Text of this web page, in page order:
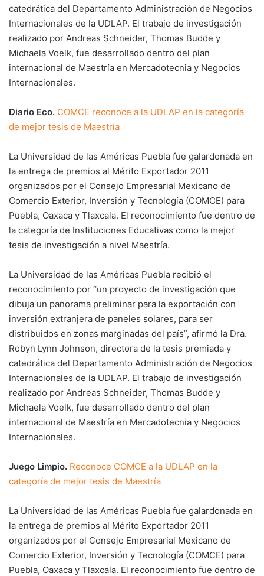
catedrática del Departamento Administración de Negocios
Internacionales de la UDLAP. El trabajo de investigación
realizado por Andreas Schneider, Thomas Budde y
Michaela Voelk, fue desarrollado dentro del plan
internacional de Maestría en Mercadotecnia y Negocios
Internacionales.
Diario Eco. COMCE reconoce a la UDLAP en la categoría
de mejor tesis de Maestría
La Universidad de las Américas Puebla fue galardonada en
la entrega de premios al Mérito Exportador 2011
organizados por el Consejo Empresarial Mexicano de
Comercio Exterior, Inversión y Tecnología (COMCE) para
Puebla, Oaxaca y Tlaxcala. El reconocimiento fue dentro de
la categoría de Instituciones Educativas como la mejor
tesis de investigación a nivel Maestría.
La Universidad de las Américas Puebla recibió el
reconocimiento por “un proyecto de investigación que
dibuja un panorama preliminar para la exportación con
inversión extranjera de paneles solares, para ser
distribuidos en zonas marginadas del país”, afirmó la Dra.
Robyn Lynn Johnson, directora de la tesis premiada y
catedrática del Departamento Administración de Negocios
Internacionales de la UDLAP. El trabajo de investigación
realizado por Andreas Schneider, Thomas Budde y
Michaela Voelk, fue desarrollado dentro del plan
internacional de Maestría en Mercadotecnia y Negocios
Internacionales.
Juego Limpio. Reconoce COMCE a la UDLAP en la
categoría de mejor tesis de Maestría
La Universidad de las Américas Puebla fue galardonada en
la entrega de premios al Mérito Exportador 2011
organizados por el Consejo Empresarial Mexicano de
Comercio Exterior, Inversión y Tecnología (COMCE) para
Puebla, Oaxaca y Tlaxcala. El reconocimiento fue dentro de